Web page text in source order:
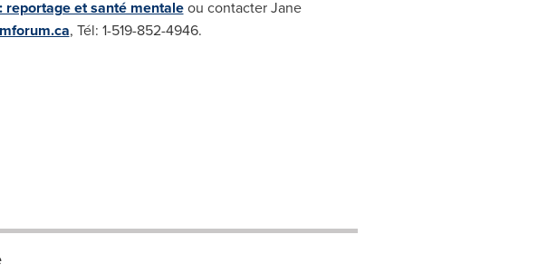
reportage et santé mentaleou contacterJane
, Tél: 1-519-852-4946.